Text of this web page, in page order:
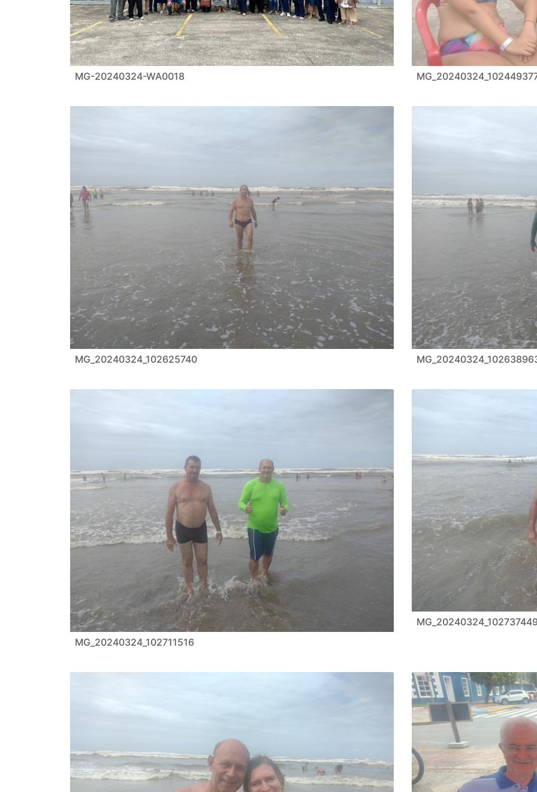
MG-20240324-WA0018
MG_20240324_102625740
MG_20240324_102711516